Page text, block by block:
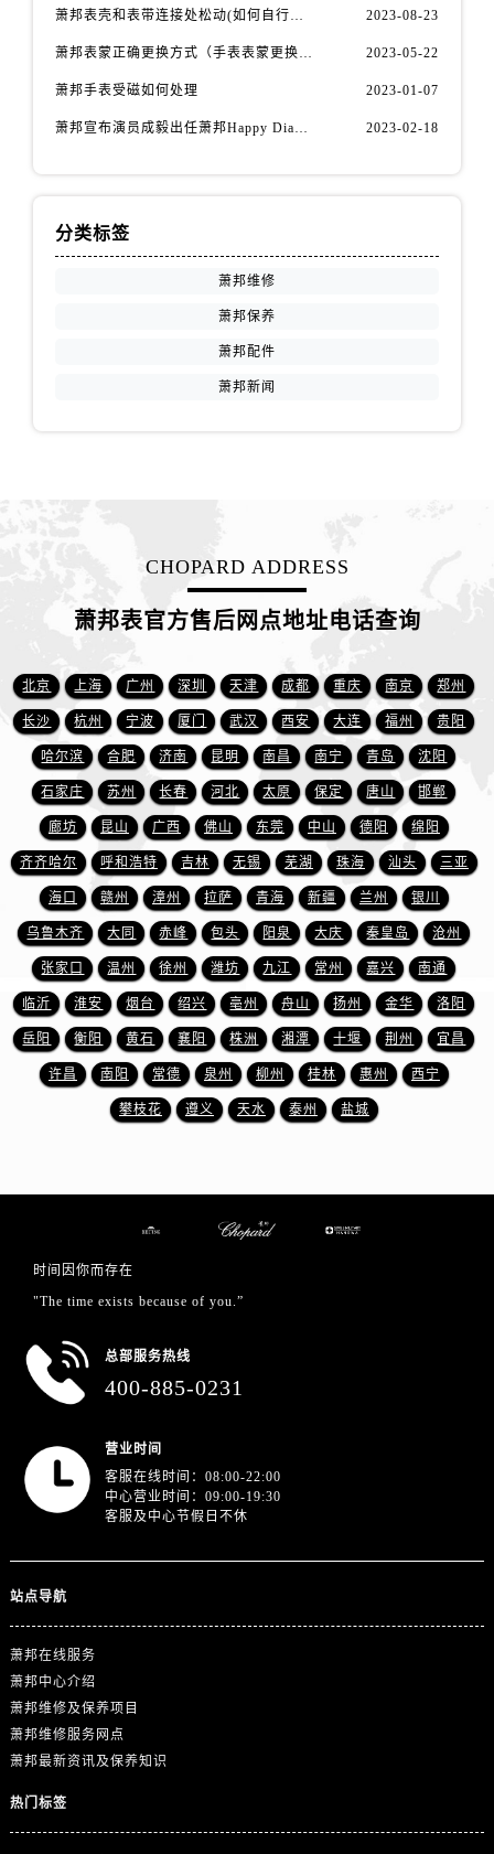
江苏省常州市新北区龙锦路1590号现代传媒中心5号楼10层1008室萧邦售后服务中心（需提前预约）
江苏省徐州市鼓楼区淮海东路29号苏宁广场IFC国际金融中心35层3508室萧邦售后服务中心（需提前预约）
江苏省扬州市邗江区国展路29号星耀天地写字楼1号楼18层1803室萧邦售后服务中心（需提前预约）
山东省东营市东营区济南路萧邦售后服务中心（需提前预约）
山东省济南市历下区经十路11111号华润中心写字楼（万象城）15层1508室萧邦售后服务中心（需提前预约）
山东省济宁市任城区太白楼路萧邦售后服务中心（需提前预约）
山东省莱芜市文化南路8号银座商城名表维修一楼名表维修萧邦售后服务中心（需提前预约）
山东省临沂市兰山区解放路萧邦售后服务中心（需提前预约）
山东省日照市东港区烟台路萧邦售后服务中心（需提前预约）
山东省泰安市泰山区财源街道泰山大街萧邦售后服务中心（需提前预约）
山东省威海市环翠区新威海路89号振华商厦一楼名表维修萧邦售后服务中心（需提前预约）
山东省潍坊市奎文区东风东街萧邦售后服务中心（需提前预约）
山东省枣庄市滕州市北辛路与善国路交叉口萧邦售后服务中心（需提前预约）
山东省淄博市张店区金晶大道萧邦售后服务中心（需提前预约）
上海市黄浦区南京东路299号宏伊国际广场写字楼8层806室萧邦售后服务中心（需提前预约）
上海市徐汇区虹桥路3号港汇中心2座37层3705室萧邦售后服务中心（需提前预约）
浙江省杭州市上城区钱江路1366号华润大厦A座5层503-5室萧邦售后服务中心（需提前预约）
广东省揭阳市榕城进贤门步行街萧邦售后服务中心（需提前预约）
萧邦表壳和表带连接处松动(如何自行修复) 2023-08-23
萧邦表蒙正确更换方式（手表表蒙更换知识） 2023-05-22
萧邦手表受磁如何处理 2023-01-07
萧邦宣布演员成毅出任萧邦Happy Diamonds系列品牌大使 2023-02-18
分类标签
萧邦维修
萧邦保养
萧邦配件
萧邦新闻
CHOPARD ADDRESS
萧邦表官方售后网点地址电话查询
北京 上海 广州 深圳 天津 成都 重庆 南京 郑州
长沙 杭州 宁波 厦门 武汉 西安 大连 福州 贵阳
哈尔滨 合肥 济南 昆明 南昌 南宁 青岛 沈阳
石家庄 苏州 长春 河北 太原 保定 唐山 邯郸
廊坊 昆山 广西 佛山 东莞 中山 德阳 绵阳
齐齐哈尔 呼和浩特 吉林 无锡 芜湖 珠海 汕头 三亚
海口 赣州 漳州 拉萨 青海 新疆 兰州 银川
乌鲁木齐 大同 赤峰 包头 阳泉 大庆 秦皇岛 沧州
张家口 温州 徐州 潍坊 九江 常州 嘉兴 南通
临沂 淮安 烟台 绍兴 亳州 舟山 扬州 金华 洛阳
岳阳 衡阳 黄石 襄阳 株洲 湘潭 十堰 荆州 宜昌
许昌 南阳 常德 泉州 柳州 桂林 惠州 西宁
攀枝花 遵义 天水 泰州 盐城
时间因你而存在
"The time exists because of you.”
总部服务热线
400-885-0231
营业时间
客服在线时间：08:00-22:00
中心营业时间：09:00-19:30
客服及中心节假日不休
站点导航
萧邦在线服务
萧邦中心介绍
萧邦维修及保养项目
萧邦维修服务网点
萧邦最新资讯及保养知识
热门标签